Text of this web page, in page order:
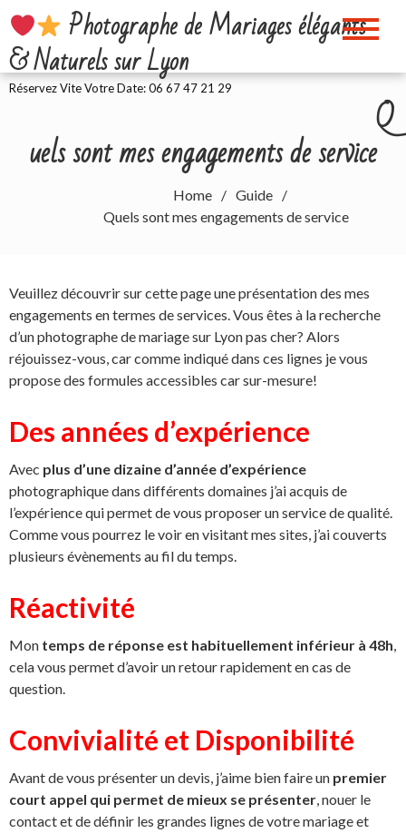
to
content
Photographe de Mariages élégants
& Naturels sur Lyon
Réservez Vite Votre Date: 06 67 47 21 29
Q
uels sont mes engagements de service
Home
Guide
Quels sont mes engagements de service
Veuillez découvrir sur cette page une présentation des mes
engagements en termes de services. Vous êtes à la recherche
d’unphotographe de mariage sur Lyon pas cher? Alors
réjouissez-vous, car comme indiqué dans ces lignes je vous
propose des formules accessibles car sur-mesure!
Des années d’expérience
Avec plus d’une dizaine d’année d’expérience
photographique dans différents domaines j’ai acquis de
l’expérience qui permet de vous proposer un service de qualité.
Comme vous pourrez le voir en visitant mes sites, j’ai couverts
plusieurs évènements au fil du temps.
Réactivité
Mon temps de réponse est habituellement inférieur à 48h,
cela vous permet d’avoir un retour rapidement en cas de
question.
Convivialité et Disponibilité
Avant de vous présenter un devis, j’aime bien faire un premier
court appel qui permet de mieux se présenter, nouer le
contact et de définir les grandes lignes de votre mariage et